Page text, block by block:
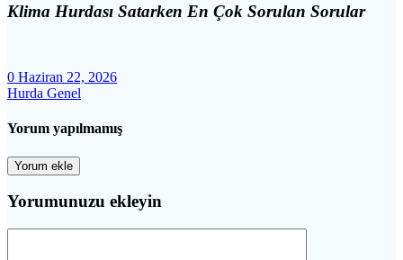
Klima Hurdası Satarken En Çok Sorulan Sorular
0 Haziran 22, 2026
Hurda Genel
Yorum yapılmamış
Yorum ekle
Yorumunuzu ekleyin